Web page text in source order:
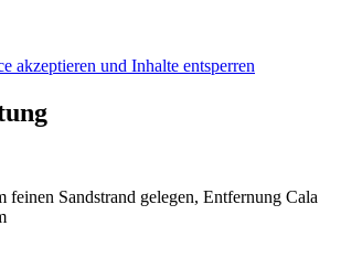
akzeptieren und Inhalte entsperren
feinen Sandstrand gelegen, Entfernung Cala